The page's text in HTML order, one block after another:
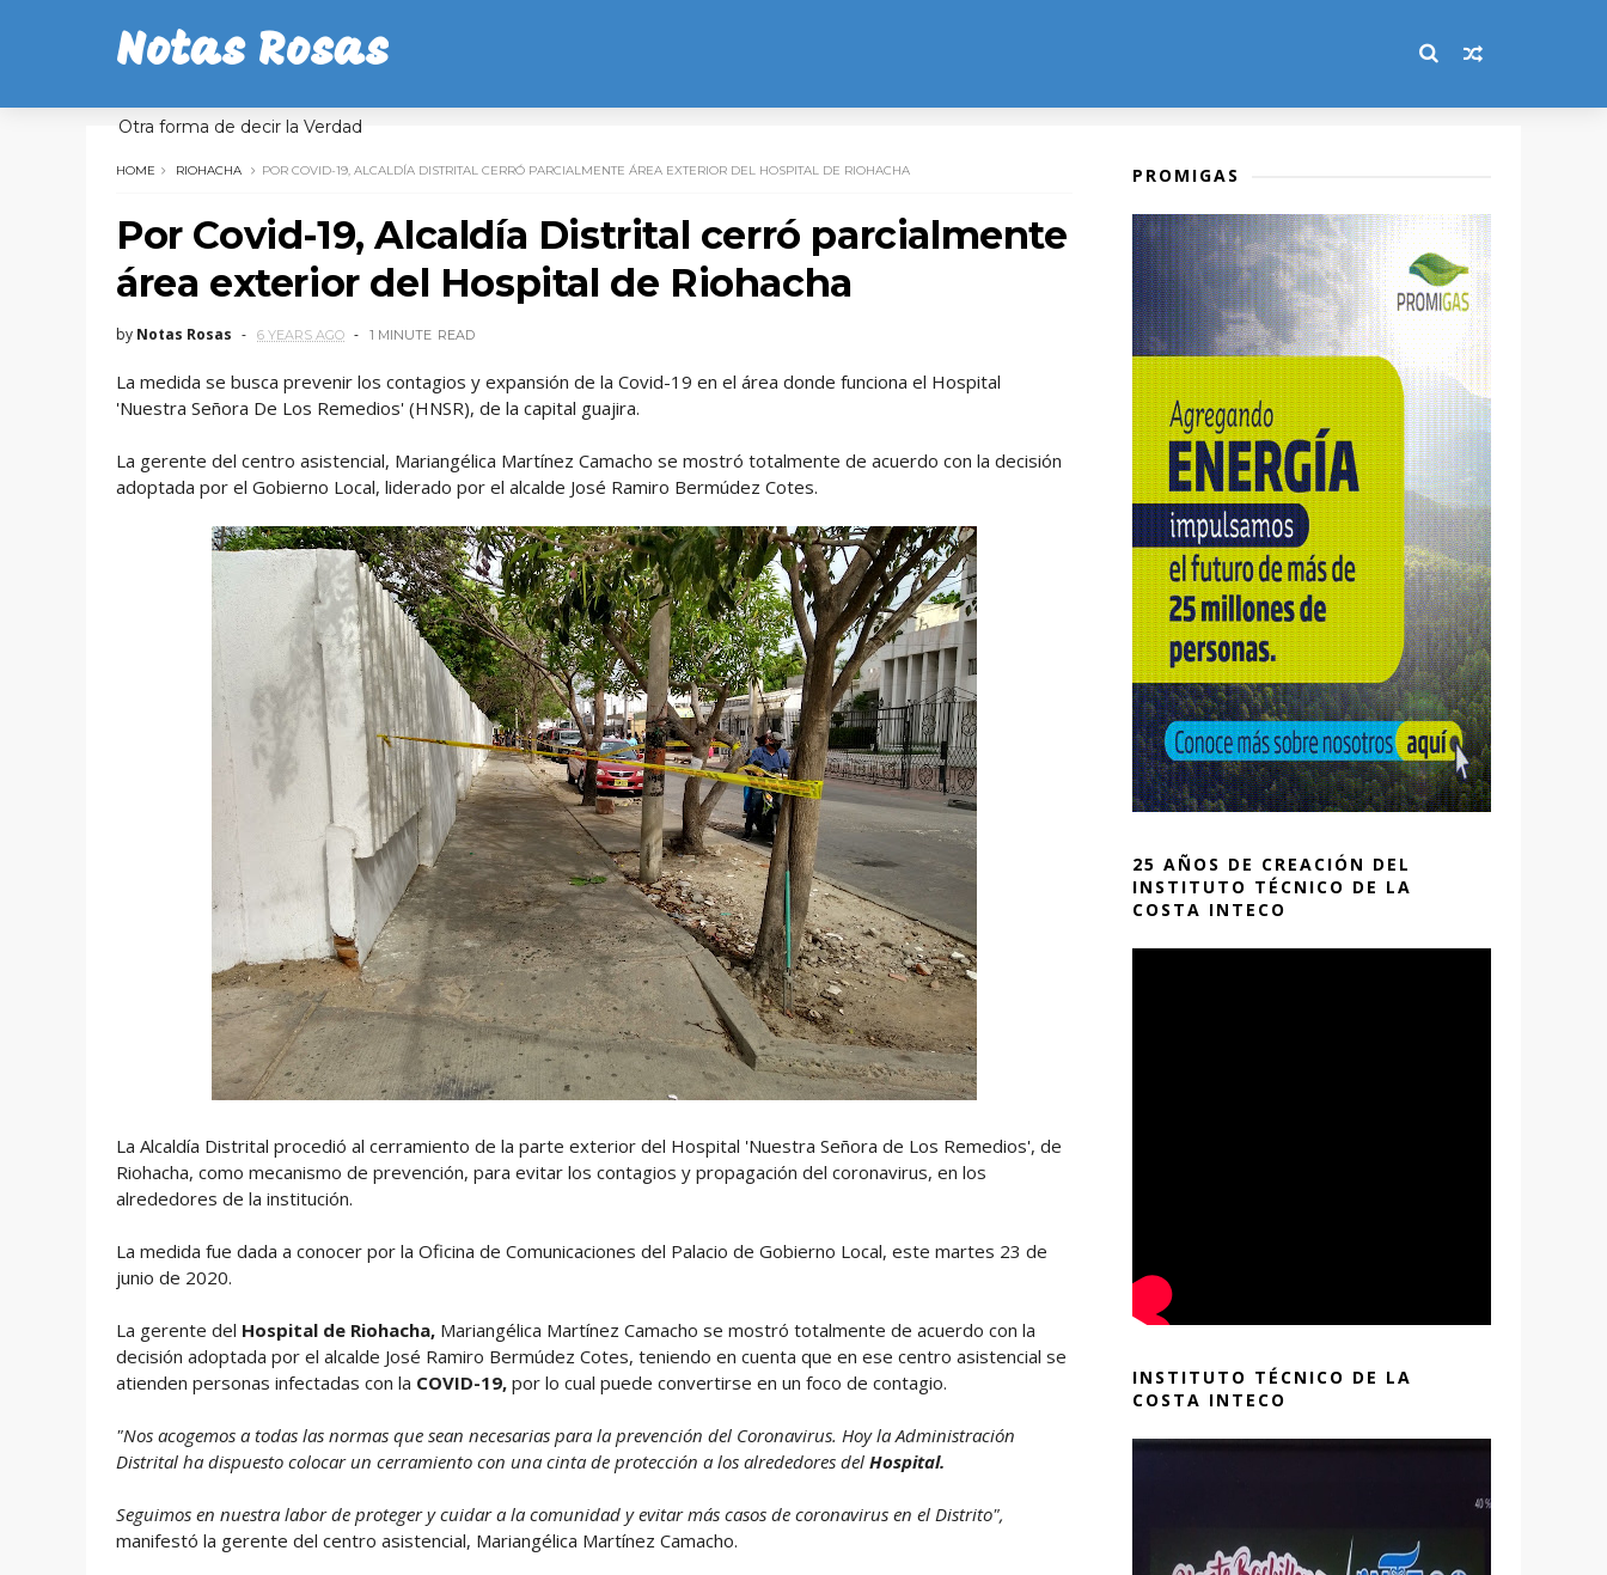
Notas Rosas
Otra forma de decir la Verdad
HOME RIOHACHA POR COVID-19, ALCALDÍA DISTRITAL CERRÓ PARCIALMENTE ÁREA EXTERIOR DEL HOSPITAL DE RIOHACHA
Por Covid-19, Alcaldía Distrital cerró parcialmente
área exterior del Hospital de Riohacha
by Notas Rosas 6 YEARS AGO 1 MINUTE READ
La medida se busca prevenir los contagios y expansión de la Covid-19 en el área donde funciona el Hospital
'Nuestra Señora De Los Remedios' (HNSR), de la capital guajira.
La gerente del centro asistencial, Mariangélica Martínez Camacho se mostró totalmente de acuerdo con la decisión
adoptada por el Gobierno Local, liderado por el alcalde José Ramiro Bermúdez Cotes.
La Alcaldía Distrital procedió al cerramiento de la parte exterior del Hospital 'Nuestra Señora de Los Remedios', de
Riohacha, como mecanismo de prevención, para evitar los contagios y propagación del coronavirus, en los
alrededores de la institución.
La medida fue dada a conocer por la Oficina de Comunicaciones del Palacio de Gobierno Local, este martes 23 de
junio de 2020.
La gerente del Hospital de Riohacha, Mariangélica Martínez Camacho se mostró totalmente de acuerdo con la
decisión adoptada por el alcalde José Ramiro Bermúdez Cotes, teniendo en cuenta que en ese centro asistencial se
atienden personas infectadas con la COVID-19, por lo cual puede convertirse en un foco de contagio.
"Nos acogemos a todas las normas que sean necesarias para la prevención del Coronavirus. Hoy la Administración
Distrital ha dispuesto colocar un cerramiento con una cinta de protección a los alrededores del Hospital.
Seguimos en nuestra labor de proteger y cuidar a la comunidad y evitar más casos de coronavirus en el Distrito",
manifestó la gerente del centro asistencial, Mariangélica Martínez Camacho.
PROMIGAS
25 AÑOS DE CREACIÓN DEL
INSTITUTO TÉCNICO DE LA
COSTA INTECO
INSTITUTO TÉCNICO DE LA
COSTA INTECO